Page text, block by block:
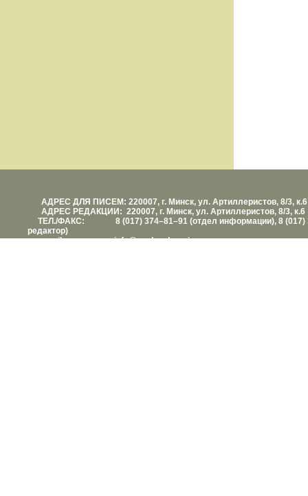
АДРЕС ДЛЯ ПИСЕМ: 220007, г. Минск, ул. Артиллеристов, 8/3, к.6
АДРЕС РЕДАКЦИИ: 220007, г. Минск, ул. Артиллеристов, 8/3, к.6
ТЕЛ./ФАКС: 8 (017) 374–81–91 (отдел информации), 8 (017)
редактор)
е-mail: info@vashezdorovie.com